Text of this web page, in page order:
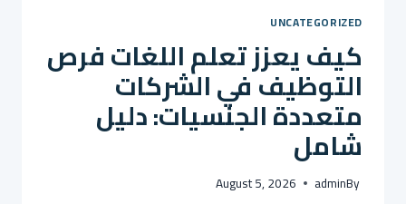
على
معدلات
الاحتفاظ
بالموظفين
لدينا
UNCATEGORIZED
كيف يعزز تعلم اللغات فرص
التوظيف في الشركات
متعددة الجنسيات: دليل
شامل
By
admin
August 5, 2026